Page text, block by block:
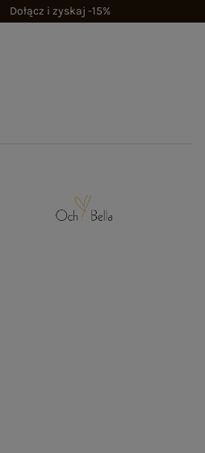
Dołącz i zyskaj -15%